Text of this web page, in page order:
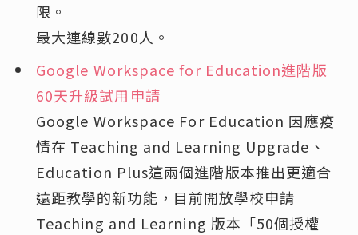
限。
最大連線數200人。
Google Workspace for Education進階版
60天升級試用申請
Google Workspace For Education 因應疫
情在 Teaching and Learning Upgrade、
Education Plus這兩個進階版本推出更適合
遠距教學的新功能，目前開放學校申請
Teaching and Learning 版本「50個授權